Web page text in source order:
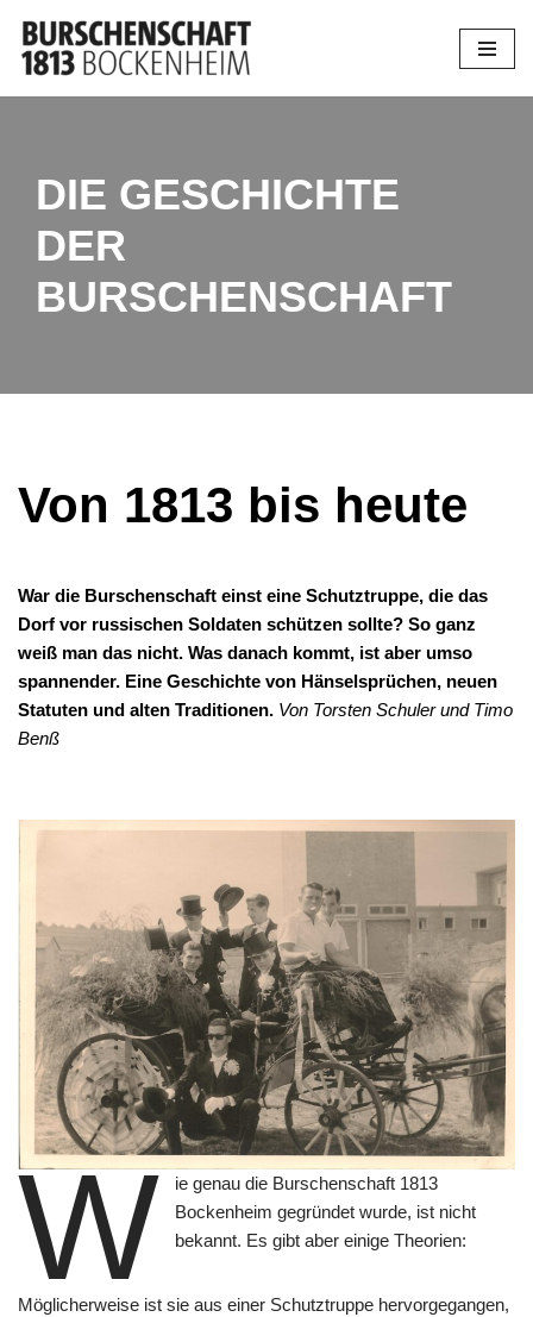
Zum
Inhalt
DIE GESCHICHTE
DER
BURSCHENSCHAFT
Von 1813 bis heute
War die Burschenschaft einst eine Schutztruppe, die das
Dorf vor russischen Soldaten schützen sollte? So ganz
weiß man das nicht. Was danach kommt, ist aber umso
spannender. Eine Geschichte von Hänselsprüchen, neuen
Statuten und alten Traditionen. Von Torsten Schuler und Timo
Benß
W
ie genau die Burschenschaft 1813
Bockenheim gegründet wurde, ist nicht
bekannt. Es gibt aber einige Theorien:
Möglicherweise ist sie aus einer Schutztruppe hervorgegangen,